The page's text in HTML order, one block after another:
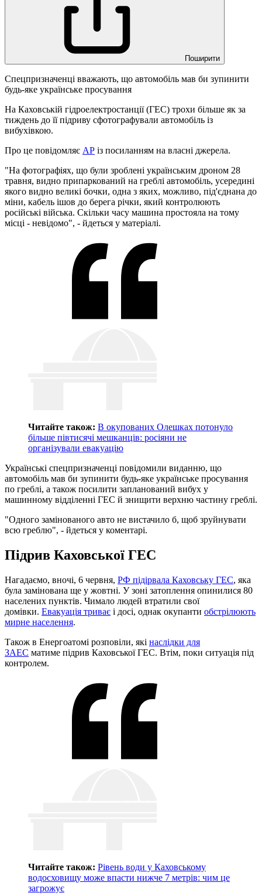
Поширити
Спецпризначенці вважають, що автомобіль мав би зупинити
будь-яке українське просування
На Каховській гідроелектростанції (ГЕС) трохи більше як за
тиждень до її підриву сфотографували автомобіль із
вибухівкою.
Про це повідомляє AP із посиланням на власні джерела.
"На фотографіях, що були зроблені українським дроном 28
травня, видно припаркований на греблі автомобіль, усередині
якого видно великі бочки, одна з яких, можливо, під'єднана до
міни, кабель ішов до берега річки, який контролюють
російські війська. Скільки часу машина простояла на тому
місці - невідомо", - йдеться у матеріалі.
Читайте також: В окупованих Олешках потонуло
більше півтисячі мешканців: росіяни не
організували евакуацію
Українські спецпризначенці повідомили виданню, що
автомобіль мав би зупинити будь-яке українське просування
по греблі, а також посилити запланований вибух у
машинному відділенні ГЕС й знищити верхню частину греблі.
"Одного замінованого авто не вистачило б, щоб зруйнувати
всю греблю", - йдеться у коментарі.
Підрив Каховської ГЕС
Нагадаємо, вночі, 6 червня, РФ підірвала Каховську ГЕС, яка
була замінована ще у жовтні. У зоні затоплення опинилися 80
населених пунктів. Чимало людей втратили свої
домівки. Евакуація триває і досі, однак окупанти обстрілюють
мирне населення.
Також в Енергоатомі розповіли, які наслідки для
ЗАЕС матиме підрив Каховської ГЕС. Втім, поки ситуація під
контролем.
Читайте також: Рівень води у Каховському
водосховищу може впасти нижче 7 метрів: чим це
загрожує